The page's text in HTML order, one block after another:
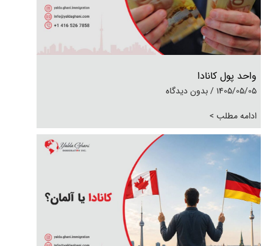
واحد پول کانادا
1405/05/05
بدون دیدگاه
ادامه مطلب >